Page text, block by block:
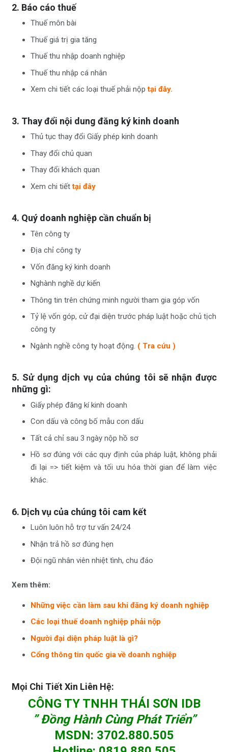
2. Báo cáo thuế
Thuế môn bài
Thuế giá trị gia tăng
Thuế thu nhập doanh nghiệp
Thuế thu nhập cá nhân
Xem chi tiết các loại thuế phải nộp tại đây.
3. Thay đổi nội dung đăng ký kinh doanh
Thủ tục thay đổi Giấy phép kinh doanh
Thay đổi chủ quan
Thay đổi khách quan
Xem chi tiết tại đây
4. Quý doanh nghiệp cần chuẩn bị
Tên công ty
Địa chỉ công ty
Vốn đăng ký kinh doanh
Nghành nghề dự kiến
Thông tin trên chứng minh người tham gia góp vốn
Tỷ lệ vốn góp, cử đại diện trước pháp luật hoặc chủ tịch
công ty
Ngành nghề công ty hoạt động. ( Tra cứu )
5. Sử dụng dịch vụ của chúng tôi sẽ nhận được
những gì:
Giấy phép đăng kí kinh doanh
Con dấu và công bố mẫu con dấu
Tất cả chỉ sau 3 ngày nộp hồ sơ
Hồ sơ đúng với các quy định của pháp luật, không phải
đi lại => tiết kiệm và tối ưu hóa thời gian để làm việc
khác.
6. Dịch vụ của chúng tôi cam kết
Luôn luôn hỗ trợ tư vấn 24/24
Nhận trả hồ sơ đúng hẹn
Đội ngũ nhân viên nhiệt tình, chu đáo
Xem thêm:
Những việc cần làm sau khi đăng ký doanh nghiệp
Các loại thuế doanh nghiệp phải nộp
Người đại diện pháp luật là gì?
Cổng thông tin quốc gia về doanh nghiệp
Mọi Chi Tiết Xin Liên Hệ:
CÔNG TY TNHH THÁI SƠN IDB
” Đồng Hành Cùng Phát Triển”
MSDN: 3702.880.505